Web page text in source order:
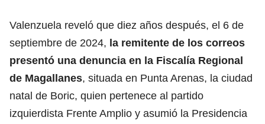
Valenzuela reveló que diez años después, el 6 de
septiembre de 2024, la remitente de los correos
presentó una denuncia en la Fiscalía Regional
de Magallanes, situada en Punta Arenas, la ciudad
natal de Boric, quien pertenece al partido
izquierdista Frente Amplio y asumió la Presidencia